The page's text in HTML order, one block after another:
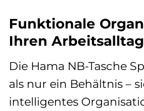
Funktionale
Ihren Arbeitsalltag
Die Hama NB-Tasche
als nur ein Behältnis –
intelligentes